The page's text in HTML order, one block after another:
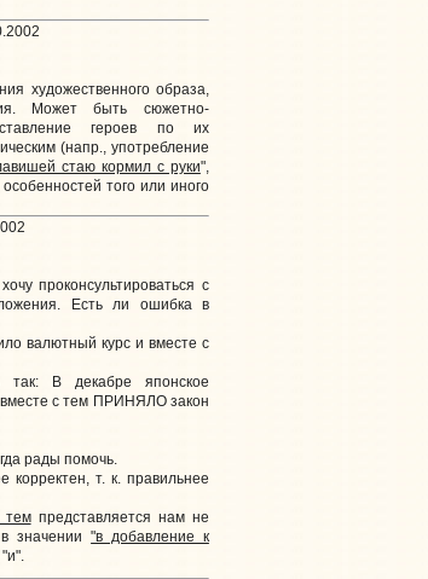
художественного образа,
Может быть сюжетно-
героев по их
(напр., употребление
стаю кормил с руки",
того или иного
проконсультироваться с
Есть ли ошибка в
валютный курс и вместе с
так: В декабре японское
вместе с тем ПРИНЯЛО закон
рады помочь.
т. к. правильнее
темпредставляется нам не
в значении"в добавление к